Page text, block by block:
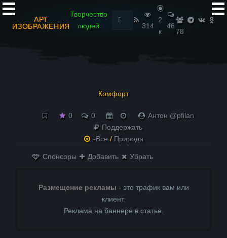
АРТ
ИЗОБРАЖЕНИЯ
Творчество
людей
Найти:
314
2
к
46
78
Комфорт
0 0
Антон @pfilan
Поддержать
-Все / Природа
Спонсоры Добавить Убрать
Размещение рекламы - это трафик вам или
клиент.
Реклама на баннере в статье.